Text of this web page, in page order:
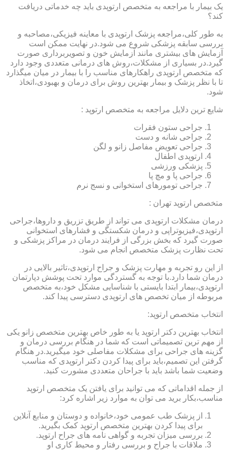
یک بیمار با مراجعه به متخصص ارتوپدی باید چه خدماتی دریافت
کند؟
به طور کلی،مراجعه پزشک ارتوپدی با معاینه فیزیکی،مصاحبه و
بررسی سابقه پزشکی شروع می شود.در نهایت ممکن است
آزمایش های بیشتری مانند آزمایش خون و تصویربرداری صورت
گیرد.در بسیاری از مشکلات،روش های درمانی متعددی وجود دارد
که متخصص ارتوپدی راهکارهای مناسب را با بیمار در میان میگذارد
تا با نظر پزشک و بیمار بهترین روش برای درمان و بهبودی،اتخاذ
شود.
شایع ترین دلایل مراجعه به متخصص ارتوپد :
جراحی ستون فقرات
جراحی شانه و دست
جراحی تعویض مفاصل زانو و لگن
ارتوپدی اطفال
پزشکی ورزشی
جراحی پا و مچ پا
جراحی تومورهای استخوانی و نسج نرم
متخصص ارتوپد تهران :
درمان مشکلات ارتوپدی می تواند از طریق تزریق و داروها،جراحی
ارتوپدی،فیزیوتراپی و درمان شکستگی و فشارهای استخوانی
صورت گیرد که بخش بزرگی از فرایند درمان در مراکز پزشکی و
تحت نظارت پزشک متخصص انجام می شود.
از این رو تجربه و مهارت پزشک و جراح ارتوپدی،تاثیر بالایی در
درمان شما دارد.با توجه به گستردگی موارد تحت پوشش دپارتمان
ارتوپدی،بیمار ابتدا بایستی با شناسایی مشکل خود،به متخصص
مربوطه از میان تخصص های ارتوپدی دسترسی پیدا کند.
انتخاب متخصص ارتوپد:
انتخاب بهترین دکتر ارتوپد یا به طور خاص بهترین متخصص زانو یکی
از مهم ترین تصمیماتی است که شما در هنگام بررسی درمان و
گزینه های جراحی برای مشکلات مفاصلی خود میگیرید.در هنگام
گرفتن این تصمیم،باید برای پیدا کردن دکتر ارتوپدی که مناسب
وضعیت شما باشد باید با جراحان متعددی مشورت کنید.
از جمله اقداماتی که می توانید برای یافتن یک متخصص ارتوپد
مناسب،بکار برید می توان به موارد زیر اشاره کرد:
از پزشک طب عمومی خود،خانواده و دوستان و منابع آنلاین
برای پیدا کردن بهترین متخصص ارتوپد کمک بگیرید.
بررسی میزان تجربه و گواهی نامه های جراح ارتوپد.
ملاقات با جراح و بررسی رفتار و محیط کاری او